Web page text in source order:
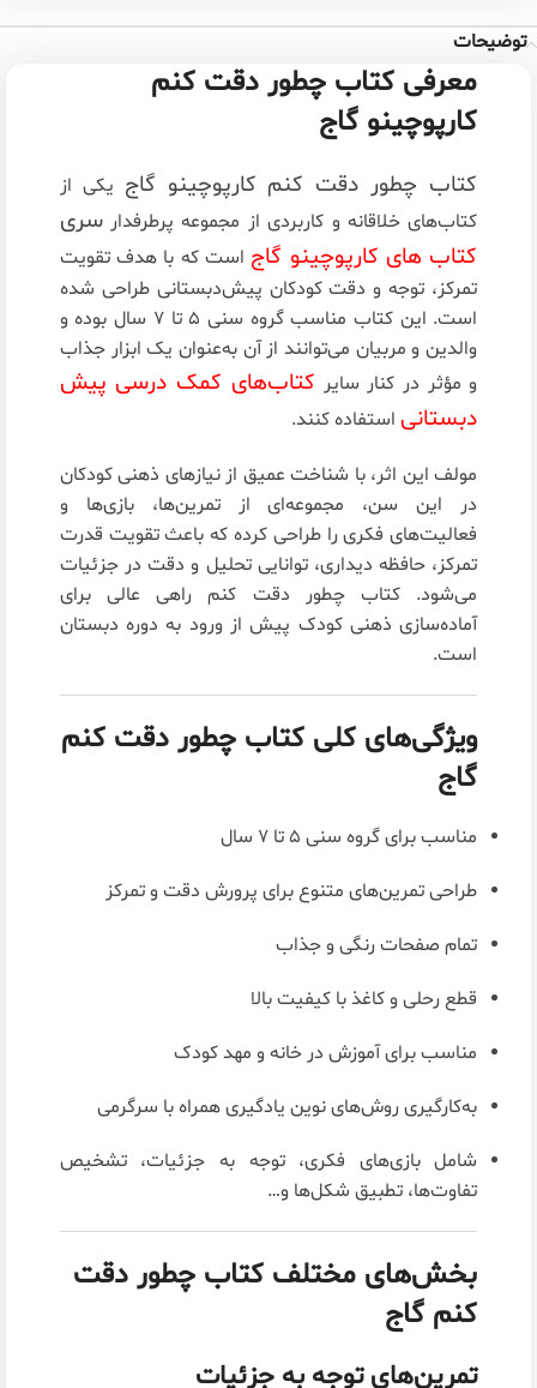
توضیحات
معرفی کتاب چطور دقت کنم
کارپوچینو گاج
کتاب چطور دقت کنم کارپوچینو گاج یکی از
کتاب‌های خلاقانه و کاربردی از مجموعه پرطرفدارسری
کتاب‌ های کارپوچینو گاج است که با هدف تقویت
تمرکز، توجه و دقت کودکان پیش‌دبستانی طراحی شده
است. این کتاب مناسب گروه سنی ۵ تا ۷ سال بوده و
والدین و مربیان می‌توانند از آن به‌عنوان یک ابزار جذاب
و مؤثر در کنار سایر کتاب‌های کمک درسی پیش‌
دبستانی استفاده کنند.
مولف این اثر، با شناخت عمیق از نیازهای ذهنی کودکان
در این سن، مجموعه‌ای از تمرین‌ها، بازی‌ها و
فعالیت‌های فکری را طراحی کرده که باعث تقویت قدرت
تمرکز، حافظه دیداری، توانایی تحلیل و دقت در جزئیات
می‌شود. کتاب چطور دقت کنم راهی عالی برای
آماده‌سازی ذهنی کودک پیش از ورود به دوره دبستان
است.
ویژگی‌های کلی کتاب چطور دقت کنم
گاج
مناسب برای گروه سنی ۵ تا ۷ سال
طراحی تمرین‌های متنوع برای پرورش دقت و تمرکز
تمام صفحات رنگی و جذاب
قطع رحلی و کاغذ با کیفیت بالا
مناسب برای آموزش در خانه و مهد کودک
به‌کارگیری روش‌های نوین یادگیری همراه با سرگرمی
شامل بازی‌های فکری، توجه به جزئیات، تشخیص
تفاوت‌ها، تطبیق شکل‌ها و…
بخش‌های مختلف کتاب چطور دقت
کنم گاج
تمرین‌های توجه به جزئیات